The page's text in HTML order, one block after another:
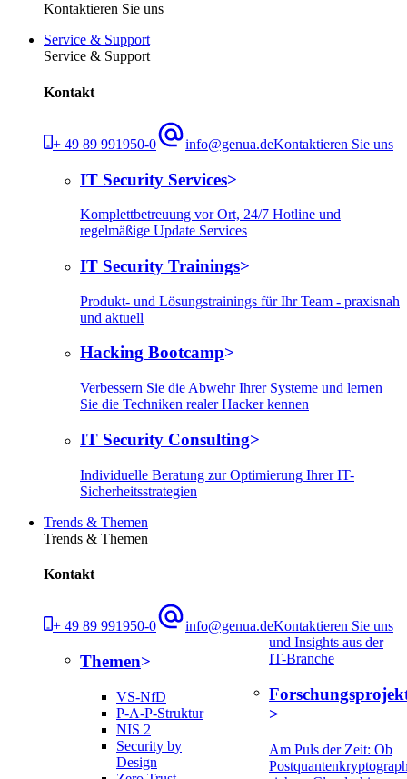
Kontaktieren Sie uns
Service & Support
Service & Support
Kontakt
+ 49 89 991950-0 info@genua.deKontaktieren Sie uns
IT Security Services
Komplettbetreuung vor Ort, 24/7 Hotline und
regelmäßige Update Services
IT Security Trainings
Produkt- und Lösungstrainings für Ihr Team - praxisnah
und aktuell
Hacking Bootcamp
Verbessern Sie die Abwehr Ihrer Systeme und lernen
Sie die Techniken realer Hacker kennen
IT Security Consulting
Individuelle Beratung zur Optimierung Ihrer IT-
Sicherheitsstrategien
Trends & Themen
Trends & Themen
Kontakt
+ 49 89 991950-0 info@genua.deKontaktieren Sie uns
Themen
VS-NfD
P-A-P-Struktur
NIS 2
Security by
Design
und Insights aus der
IT-Branche
Am Puls der Zeit: Ob